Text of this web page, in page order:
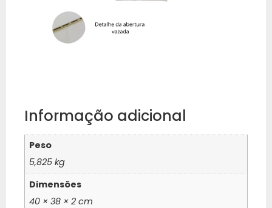
Informação adicional
Peso
5,825 kg
Dimensões
40 × 38 × 2 cm